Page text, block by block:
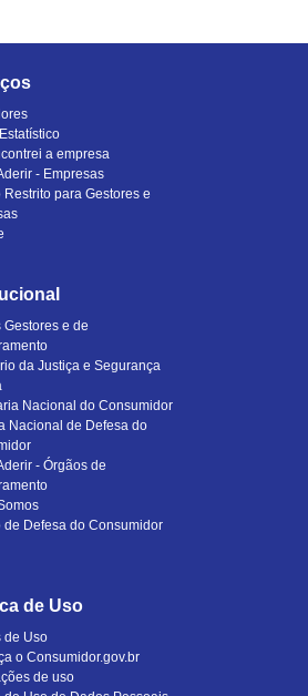
a empresa
- Empresas
Restrito para Gestores e
Gestores e de
da Justiça e Segurança
Nacional do Consumidor
Nacional de Defesa do
- Órgãos de
de Defesa do Consumidor
de Uso
de Uso
o Consumidor.gov.br
de uso